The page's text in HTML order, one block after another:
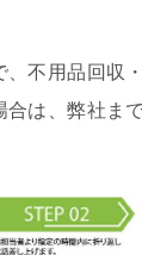
不用品回収
合は、弊社ま